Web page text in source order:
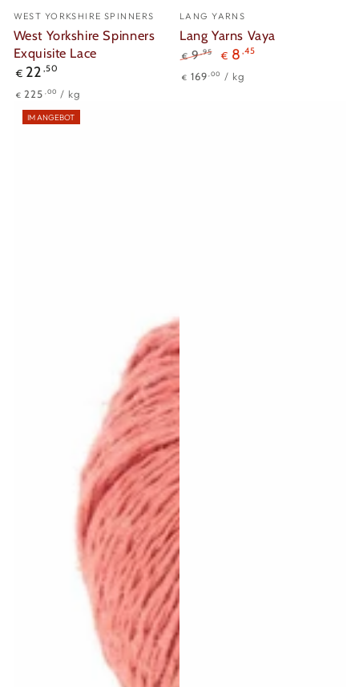
Verkäufer/in:
WEST YORKSHIRE SPINNERS
West Yorkshire Spinners
Exquisite Lace
Regulärer
Preis
€ 22 ,50
Stückpreis
€ 225 ,00 / pro
kg
Verkäufer/in:
LANG YARNS
Lang Yarns Vaya
Regulärer
€ 9,95
Verkaufspreis
€ 8 ,45
Stückpreis
€ 169 ,00 / pro
kg
IM ANGEBOT